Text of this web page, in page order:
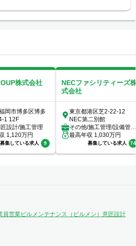
株式会社
岡市博多区博多
1 12F
設計/施工管理
1,120万円
募集している求人 9
NECファシリティーズ株
式会社
東京都港区芝2-22-12
NEC第二別館
その他/施工管理/設備管
理/ビルメンテナンス（ビ
ルメン）/...
最高年収 1,030万円
募集している求人 74
員営業ビルメンテナンス（ビルメン） 意匠設計